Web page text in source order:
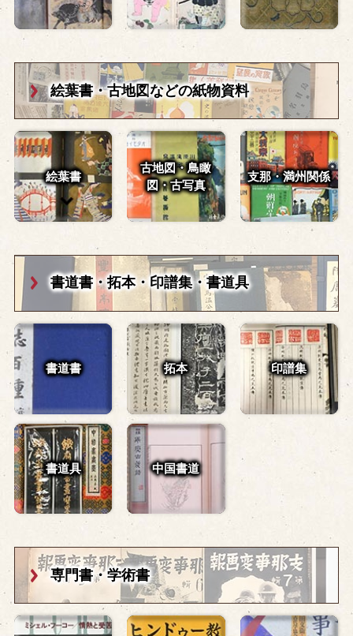
絵葉書・古地図などの紙物資料
絵葉書
古地図・鳥瞰
図・古写真
支那・満州関係
書道書・拓本・印譜集・書道具
書道書 拓本 印譜集
書道具 中国書道
専門書・学術書